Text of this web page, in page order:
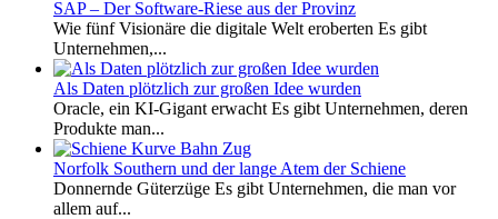
SAP – Der Software-Riese aus der Provinz
Wie fünf Visionäre die digitale Welt eroberten Es gibt
Unternehmen,...
Als Daten plötzlich zur großen Idee wurden
Oracle, ein KI-Gigant erwacht Es gibt Unternehmen, deren
Produkte man...
Norfolk Southern und der lange Atem der Schiene
Donnernde Güterzüge Es gibt Unternehmen, die man vor
allem auf...